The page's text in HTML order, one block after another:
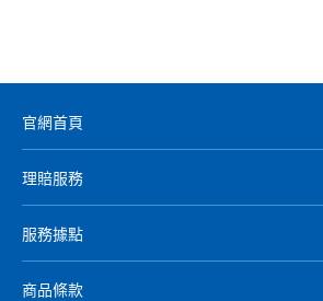
官網首頁
理賠服務
服務據點
商品條款